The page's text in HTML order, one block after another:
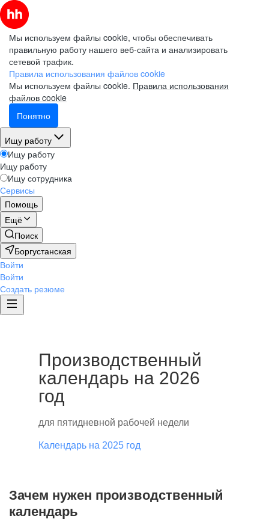
Мы используем файлы cookie, чтобы обеспечивать
правильную работу нашего веб-сайта и анализировать
сетевой трафик.
Правила использования файлов cookie
Мы используем файлы cookie. Правила использования
файлов cookie
Понятно
Ищу работу
Ищу работу
Ищу работу
Ищу сотрудника
Сервисы
Помощь
Ещё
Поиск
Боргустанская
Войти
Войти
Создать резюме
Производственный
календарь на 2026
год
для пятидневной рабочей недели
Календарь на 2025 год
Зачем нужен производственный
календарь